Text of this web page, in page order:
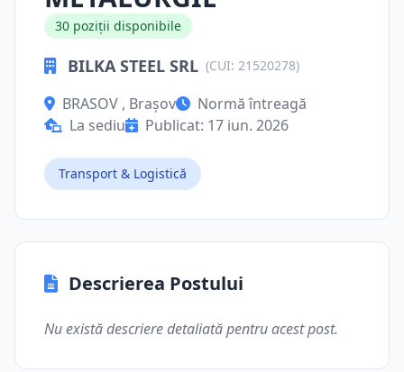
30 poziții disponibile
BILKA STEEL SRL (CUI: 21520278)
BRASOV , Brașov
Normă întreagă
La sediu
Publicat: 17 iun. 2026
Transport & Logistică
Descrierea Postului
Nu există descriere detaliată pentru acest post.